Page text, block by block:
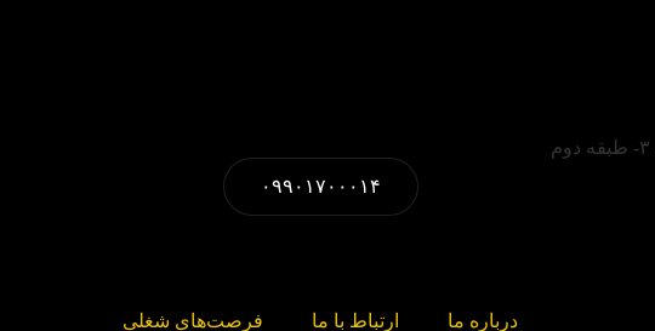
۰۹۹۰۱۷۰۰۰۱۴
درباره ما ارتباط با ما فرصت‌های شغلی